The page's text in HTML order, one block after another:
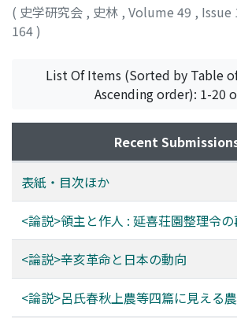
( 史学研究会 , 史林 , Volume 49 , Issue
164)
List Of Items (Sorted by Table
Ascending order): 1-20
Recent
表紙・目次ほか
<論説>領主と作人 : 延喜荘園整理令
<論説>辛亥革命と日本の動向
<論説>呂氏春秋上農等四篇に見える